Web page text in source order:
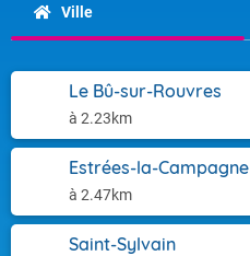
Ville
Le Bû-sur-Rouvres
à 2.23km
Estrées-la-Campagne
à 2.47km
Saint-Sylvain